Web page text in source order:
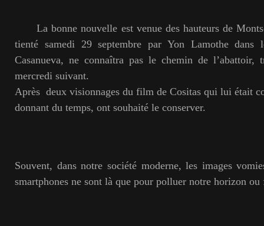
La bonne nouvelle est venue des hauteurs de
tienté samedi 29 septembre par Yon Lamothe dans
Casanueva, ne connaîtra pas le chemin de l’abattoir,
mercredi suivant.
Après deux visionnages du film de Cositas qui lui était
donnant du temps, ont souhaité le conserver.
Souvent, dans notre société moderne, les images
smartphones ne sont là que pour polluer notre horizon